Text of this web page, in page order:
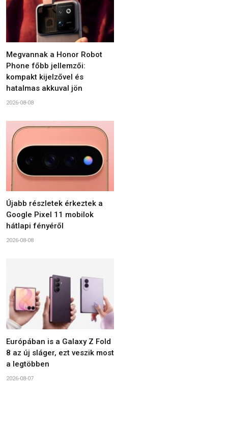
Megvannak a Honor Robot
Phone főbb jellemzői:
kompakt kijelzővel és
hatalmas akkuval jön
2026-08-08
Újabb részletek érkeztek a
Google Pixel 11 mobilok
hátlapi fényéről
2026-08-08
Európában is a Galaxy Z Fold
8 az új sláger, ezt veszik most
a legtöbben
2026-08-07